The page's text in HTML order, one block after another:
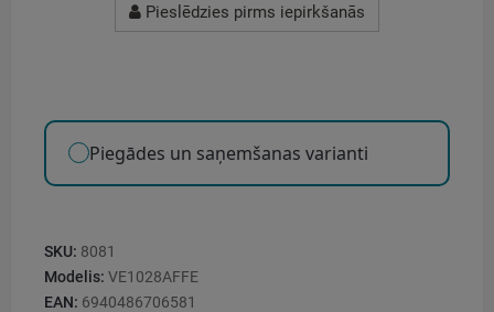
Pieslēdzies pirms iepirkšanās
Piegādes un saņemšanas varianti
SKU: 8081
Modelis: VE1028AFFE
EAN: 6940486706581